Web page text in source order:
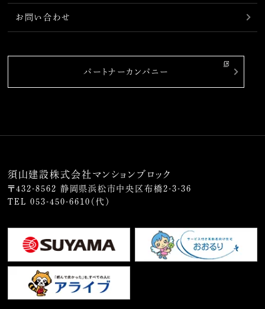
お問い合わせ
パートナーカンパニー
須山建設株式会社マンションブロック
〒432-8562 静岡県浜松市中央区布橋2-3-36
TEL053-450-6610 （代）